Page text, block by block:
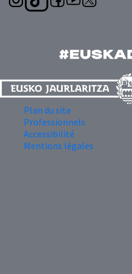
Plan du site
Professionnels
Accessibilité
Mentions légales